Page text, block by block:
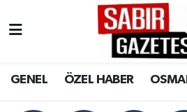
GENEL ÖZEL HABER
Osmaniye Nöbetçi